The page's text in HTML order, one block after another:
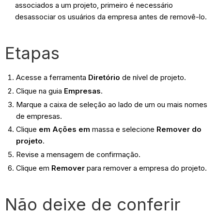
associados a um projeto, primeiro é necessário
desassociar os usuários da empresa antes de removê-lo.
Etapas
Acesse a ferramenta Diretório de nível de projeto.
Clique na guia Empresas.
Marque a caixa de seleção ao lado de um ou mais nomes
de empresas.
Clique em Ações em massa e selecione Remover do
projeto.
Revise a mensagem de confirmação.
Clique em Removerpara remover a empresa do projeto.
Não deixe de conferir